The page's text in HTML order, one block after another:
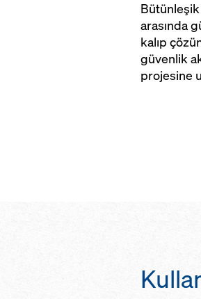
arasında
kalıp
güvenlik
projesine